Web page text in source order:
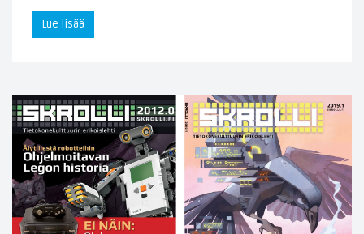
Lue lisää